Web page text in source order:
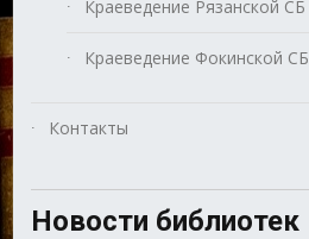
Краеведение Рязанской СБ
Краеведение Фокинской СБ
Контакты
Новости библиотек